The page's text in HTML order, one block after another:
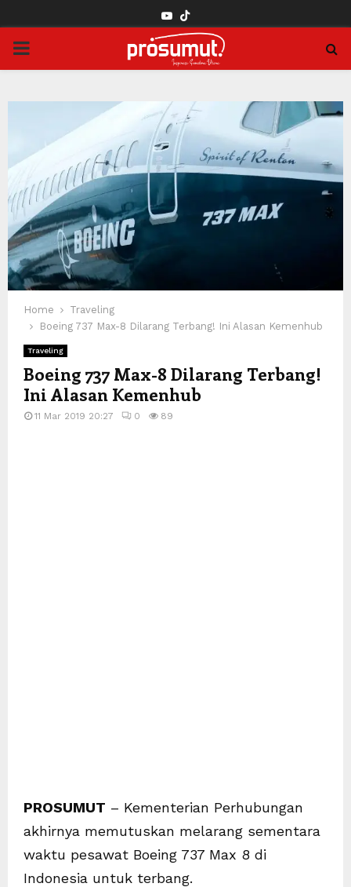
YOUTUBE
PRIMARY
Home
Traveling
Boeing 737 Max-8 Dilarang Terbang! Ini Alasan Kemenhub
Traveling
Boeing 737 Max-8 Dilarang Terbang!
Ini Alasan Kemenhub
11 Mar 2019 20:27 0 89
PROSUMUT – Kementerian Perhubungan
akhirnya memutuskan melarang sementara
waktu pesawat Boeing 737 Max 8 di
Indonesia untuk terbang.